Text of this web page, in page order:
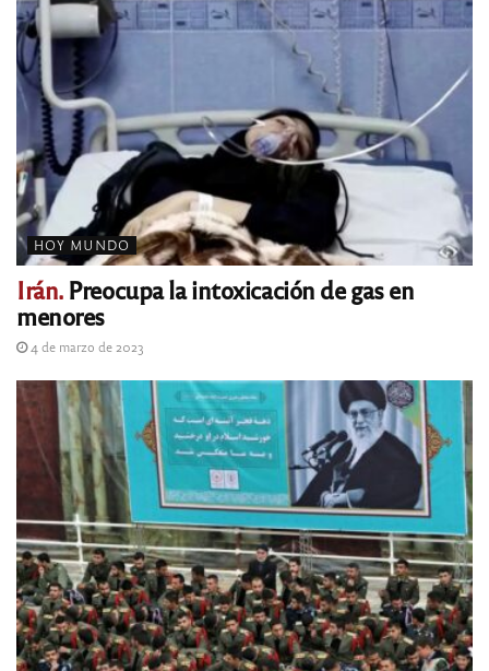
HOY MUNDO
Irán.Preocupa la intoxicación de gas en
menores
4 de marzo de 2023